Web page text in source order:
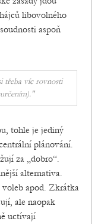
libovolného
aspoň
třeba víc rovnosti
tohle je jediný
plánování.
za „dobro“.
alternativa.
apod. Zkrátka
ale naopak
uctívají